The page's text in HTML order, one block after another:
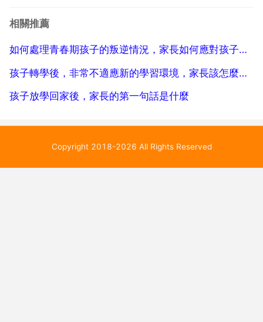
學習外，也 關心你的身體和其他吧，只是你對學習感到
相關推薦
如何處理青春期孩子的叛逆情況，家長如何應對孩子青春期叛逆？
孩子轉學後，非常不適應新的學習環境，家長該怎麼辦？
孩子放學回家後，家長的第一句話是什麼
Copyright 2018-2026 All Rights Reserved